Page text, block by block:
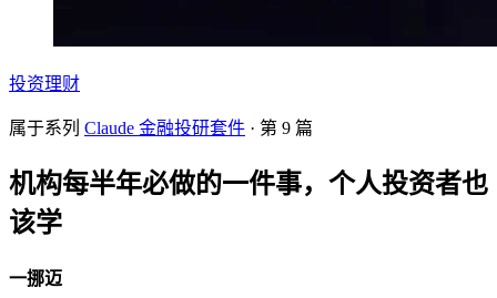
投资理财
属于系列 Claude 金融投研套件 · 第 9 篇
机构每半年必做的一件事，个人投资者也
该学
一挪迈